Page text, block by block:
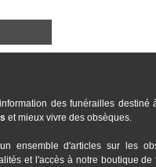
des funérailles destiné
et mieux vivre des obsèques.
ensemble d'articles sur les
et l'accès à notre boutique